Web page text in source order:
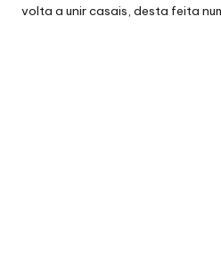
volta a unir casais, desta feita